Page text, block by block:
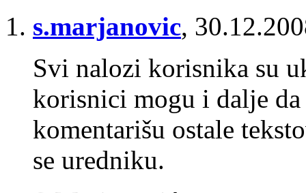
s.marjanovic,
Svi nalozi korisnika su
korisnici mogu i dalje
komentarišu ostale
se uredniku.